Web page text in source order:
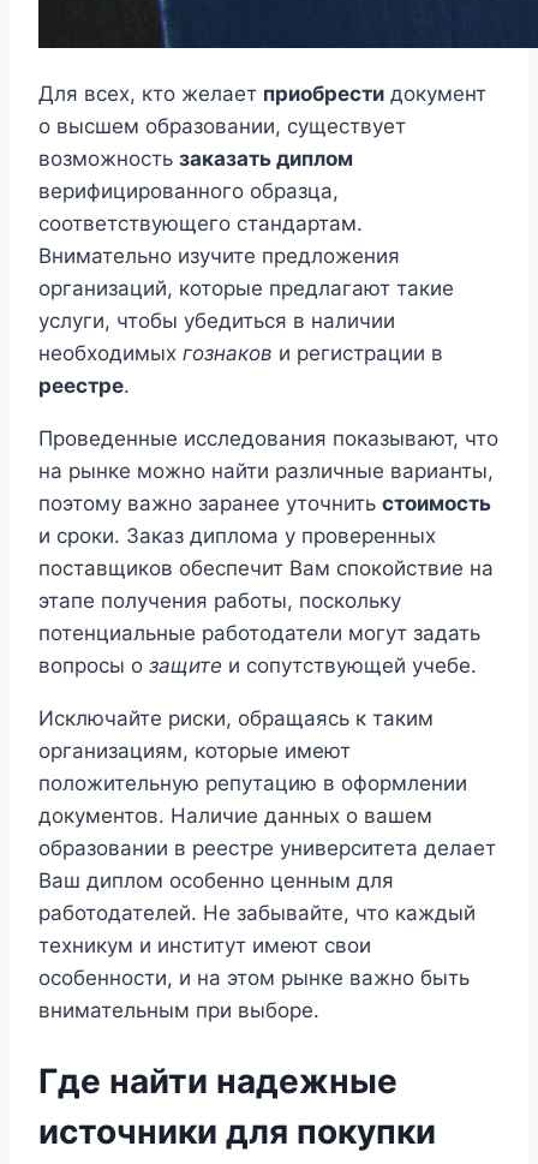
Для всех, кто желает приобрести документ
о высшем образовании, существует
возможность заказать диплом
верифицированного образца,
соответствующего стандартам.
Внимательно изучите предложения
организаций, которые предлагают такие
услуги, чтобы убедиться в наличии
необходимых гознаков и регистрации в
реестре.
Проведенные исследования показывают, что
на рынке можно найти различные варианты,
поэтому важно заранее уточнить стоимость
и сроки. Заказ диплома у проверенных
поставщиков обеспечит Вам спокойствие на
этапе получения работы, поскольку
потенциальные работодатели могут задать
вопросы о защите и сопутствующей учебе.
Исключайте риски, обращаясь к таким
организациям, которые имеют
положительную репутацию в оформлении
документов. Наличие данных о вашем
образовании в реестре университета делает
Ваш диплом особенно ценным для
работодателей. Не забывайте, что каждый
техникум и институт имеют свои
особенности, и на этом рынке важно быть
внимательным при выборе.
Где найти надежные
источники для покупки